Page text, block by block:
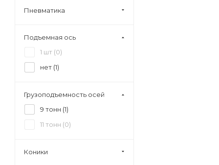
Пневматика
Подъемная ось
1 шт (0)
нет (1)
Грузоподъемность осей
9 тонн (1)
11 тонн (0)
Коники